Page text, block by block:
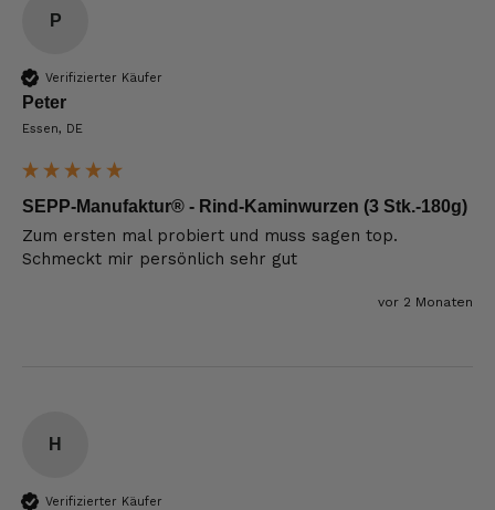
P
Verifizierter Käufer
Peter
Essen, DE
SEPP-Manufaktur® - Rind-Kaminwurzen (3 Stk.-180g)
Zum ersten mal probiert und muss sagen top.
Schmeckt mir persönlich sehr gut
vor 2 Monaten
H
Verifizierter Käufer